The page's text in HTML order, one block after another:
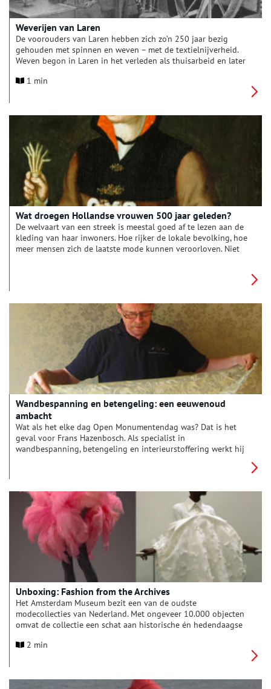
Weverijen van Laren
De voorouders van Laren hebben zich zo’n 250 jaar bezig
gehouden met spinnen en weven – met de textielnijverheid.
Weven begon in Laren in het verleden als thuisarbeid en later
deel van de bevolking van Laren “om den brode” gesponnen
1 min
Wat droegen Hollandse vrouwen 500 jaar geleden?
De welvaart van een streek is meestal goed af te lezen aan de
kleding van haar inwoners. Hoe rijker de lokale bevolking, hoe
meer mensen zich de laatste mode kunnen veroorloven. Niet
in de garderobe van de zestiende eeuw, die toch vooral warm,
stijf en zedig moest zijn.
Wandbespanning en betengeling: een eeuwenoud
ambacht
Wat als het elke dag Open Monumentendag was? Dat is het
geval voor Frans Hazenbosch. Als specialist in
wandbespanning, betengeling en interieurstoffering werkt hij
wandbekleding voorzien. Oneindig Noord-Holland sprak met
hem over zijn beroep én nieuwste project: een zeventiende-
eeuws woonhuis aan de Zaanse Schans.
Unboxing: Fashion from the Archives
Het Amsterdam Museum bezit een van de oudste
modecollecties van Nederland. Met ongeveer 10.000 objecten
omvat de collectie een schat aan historische én hedendaagse
collectie beperkt aan het grote publiek getoond. Met de
multi-zintuigelijke manier.
2 min